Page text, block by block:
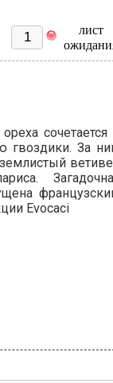
лист
сочетается
гвоздики. За
Evocaci